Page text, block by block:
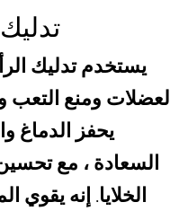
يستخدم تدليك
العضلات ومنع التعب
يحفز الدماغ
السعادة ، مع
الخلايا. إنه